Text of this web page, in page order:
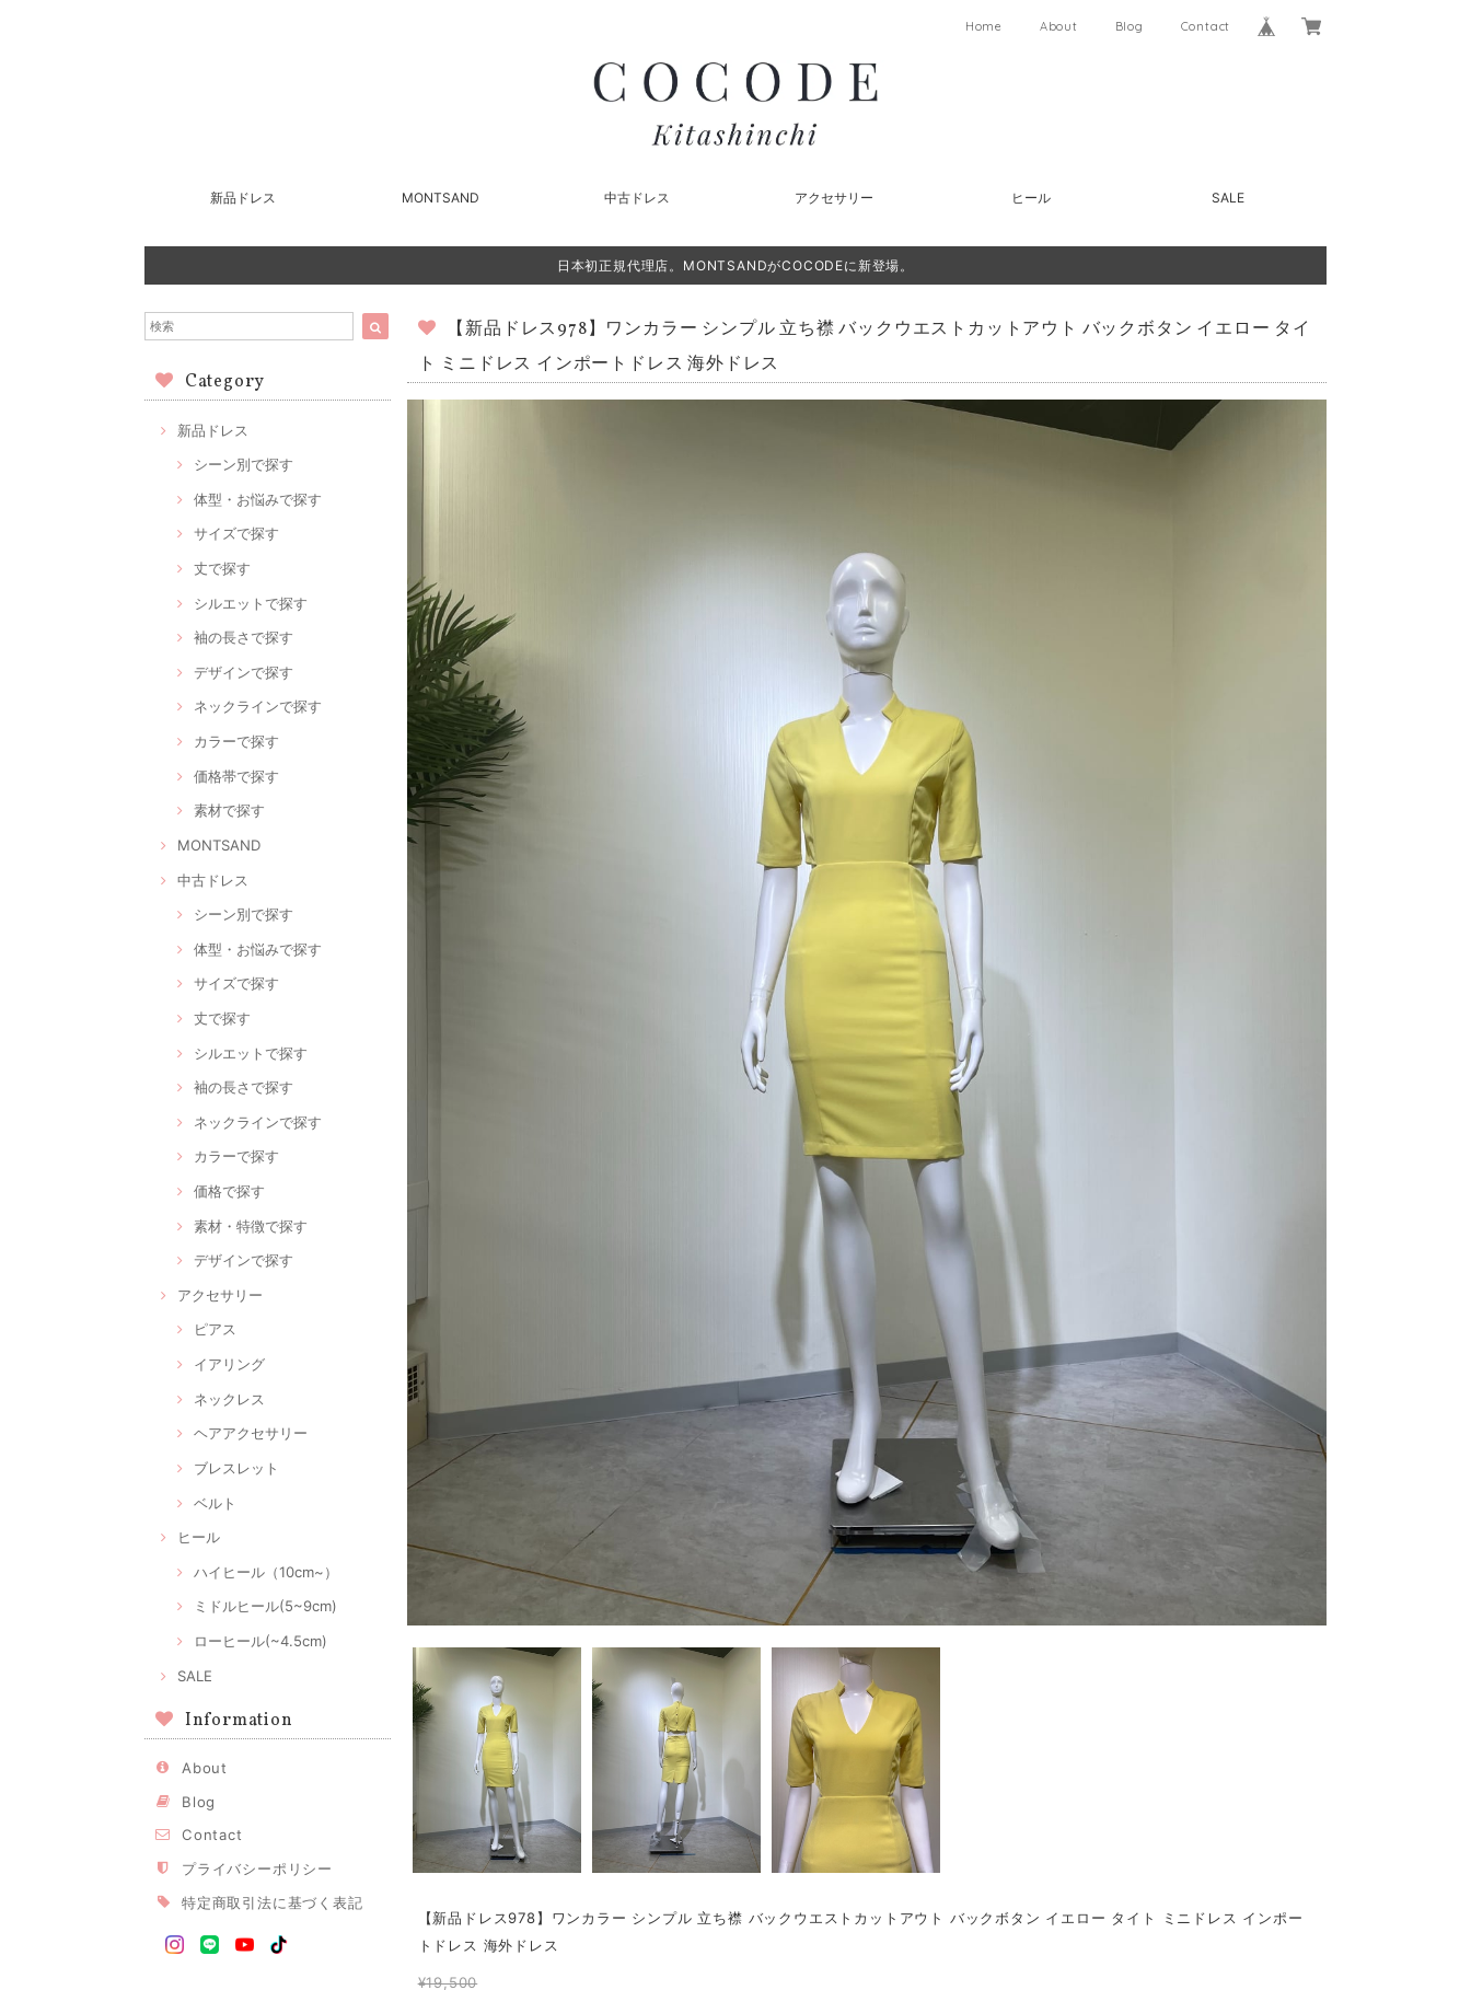
Home About Blog Contact
新品ドレス MONTSAND 中古ドレス アクセサリー ヒール SALE
日本初正規代理店。MONTSANDがCOCODEに新登場。
Category
新品ドレス
シーン別で探す
体型・お悩みで探す
サイズで探す
丈で探す
シルエットで探す
袖の長さで探す
デザインで探す
ネックラインで探す
カラーで探す
価格帯で探す
素材で探す
MONTSAND
中古ドレス
シーン別で探す
体型・お悩みで探す
サイズで探す
丈で探す
シルエットで探す
袖の長さで探す
ネックラインで探す
カラーで探す
価格で探す
素材・特徴で探す
デザインで探す
アクセサリー
ピアス
イアリング
ネックレス
ヘアアクセサリー
ブレスレット
ベルト
ヒール
ハイヒール（10cm~）
ミドルヒール(5~9cm)
ローヒール(~4.5cm)
SALE
Information
About
Blog
Contact
プライバシーポリシー
特定商取引法に基づく表記
【新品ドレス978】ワンカラー シンプル 立ち襟 バックウエストカットアウト バックボタン イエロー タイ
ト ミニドレス インポートドレス 海外ドレス
【新品ドレス978】ワンカラー シンプル 立ち襟 バックウエストカットアウト バックボタン イエロー タイト ミニドレス インポー
トドレス 海外ドレス
¥19,500